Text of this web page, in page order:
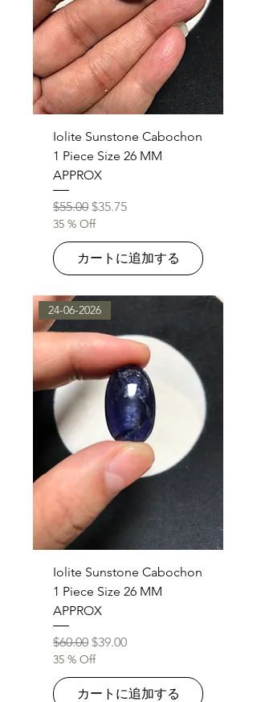
Iolite Sunstone Cabochon
1 Piece Size 26 MM
APPROX
通常価格
$55.00 セール価格
$35.75
35 % Off
カートに追加する
24-06-2026
Iolite Sunstone Cabochon
1 Piece Size 26 MM
APPROX
通常価格
$60.00 セール価格
$39.00
35 % Off
カートに追加する